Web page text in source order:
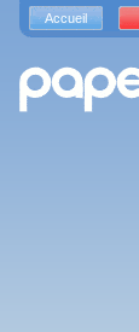
Accueil